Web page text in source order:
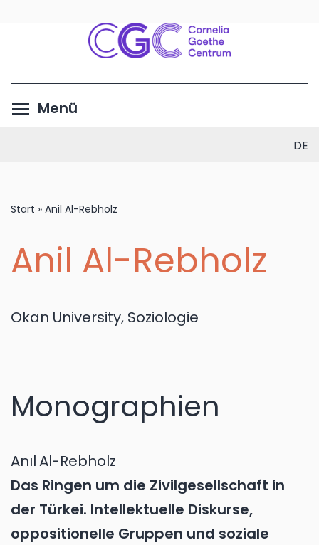
Inhalt
Menü
DE
Start » Anil Al-Rebholz
Anil Al-Rebholz
Okan University, Soziologie
Monographien
AnılAl-Rebholz
Das Ringen um die Zivilgesellschaft in
der Türkei. Intellektuelle Diskurse,
oppositionelle Gruppen und soziale